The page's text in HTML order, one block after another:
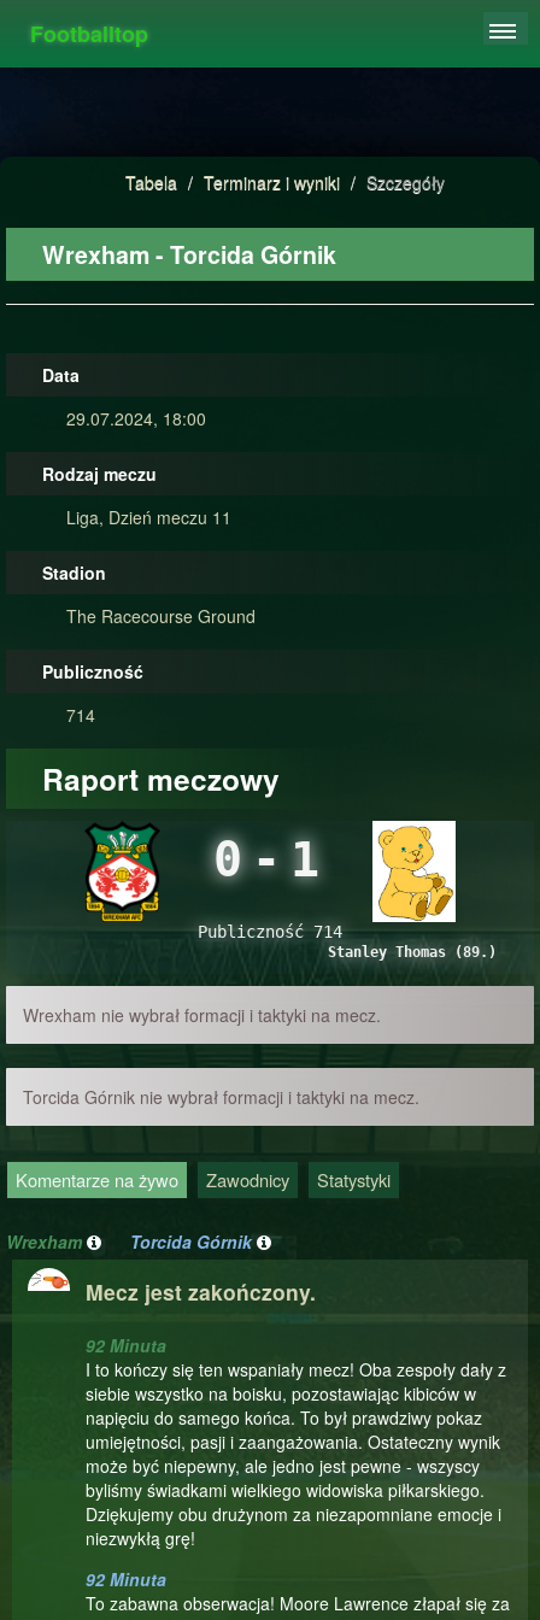
Footballtop
STATYSTYKI
Tabela / Terminarz i wyniki / Szczegóły
Wrexham - Torcida Górnik
Data
29.07.2024, 18:00
Rodzaj meczu
Liga, Dzień meczu 11
Stadion
The Racecourse Ground
Publiczność
714
Raport meczowy
0- 1
Publiczność 714
Stanley Thomas (89.)
Wrexham nie wybrał formacji i taktyki na mecz.
Torcida Górnik nie wybrał formacji i taktyki na mecz.
Komentarze na żywo Zawodnicy Statystyki
Wrexham Torcida Górnik
Mecz jest zakończony.
92 Minuta
I to kończy się ten wspaniały mecz! Oba zespoły dały z
siebie wszystko na boisku, pozostawiając kibiców w
napięciu do samego końca. To był prawdziwy pokaz
umiejętności, pasji i zaangażowania. Ostateczny wynik
może być niepewny, ale jedno jest pewne - wszyscy
byliśmy świadkami wielkiego widowiska piłkarskiego.
Dziękujemy obu drużynom za niezapomniane emocje i
niezwykłą grę!
92 Minuta
To zabawna obserwacja! Moore Lawrence złapał się za